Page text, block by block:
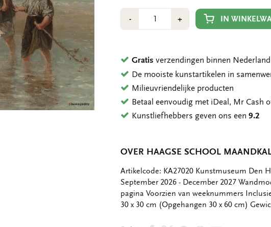
-Min
1
+Plus
1
IN
Gratis verzendingen binnen
De mooiste kunstartikelen in
Milieuvriendelijke producten
Betaal eenvoudig met iDeal, Mr Cash
Kunstliefhebbers geven ons een9.2
OVER HAAGSE SCHOOL
OMSCHRIJVING
Artikelcode: KA27020 Kunstmuseum Den
September 2026 - December 2027
pagina Voorzien van weeknummers
30 x 30 cm (Opgehangen 30 x 60 cm)